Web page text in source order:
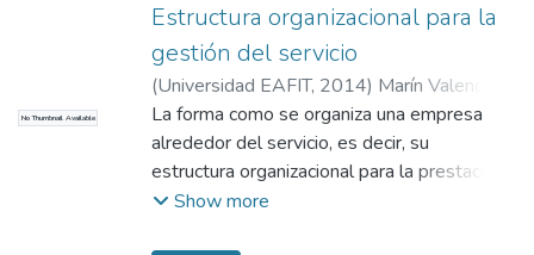
No Thumbnail Available
Estructura organizacional para la
gestión del servicio
(Universidad EAFIT, 2014) Marín Valencia,
Carlos Fernando;Uribe de Correa, Beatriz
Amparo;Bejarano Botero, Luis Mauricio
La forma como se organiza una empresa
alrededor del servicio, es decir, su
estructura organizacional para la prestación
de servicios, es un concepto poco estudiado
Show more